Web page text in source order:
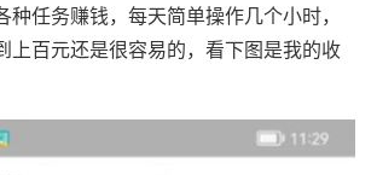
种任务赚钱，每天简单操作几个小时，
上百元还是很容易的，看下图是我的收